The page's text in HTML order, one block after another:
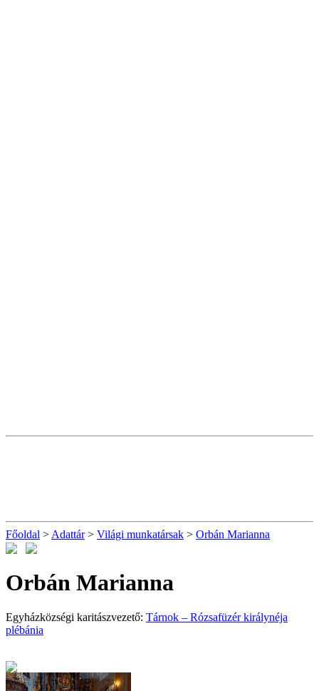
Főoldal > Adattár> Világi munkatársak > Orbán Marianna
Orbán Marianna
Egyházközségi karitászvezető: Tárnok – Rózsafüzér királynéja
plébánia